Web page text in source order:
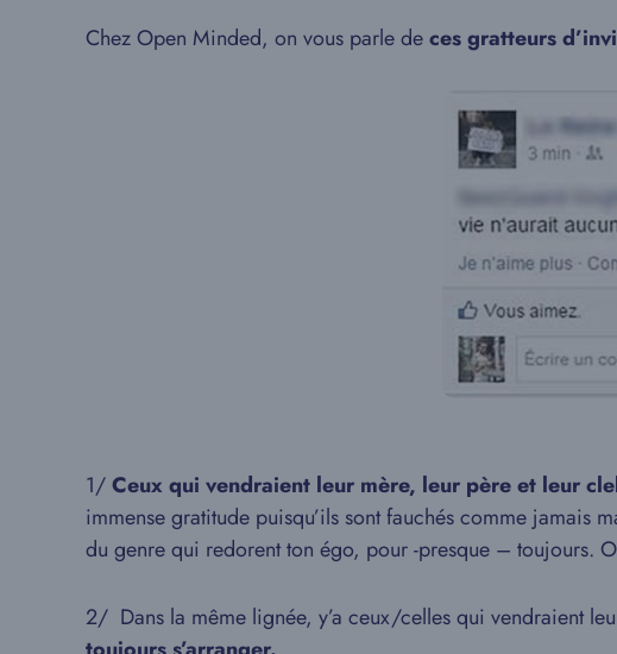
Chez Open Minded, on vous parle deces gratteurs
1/Ceux qui vendraient leur mère, leur père et leur
immense gratitude puisqu’ils sont fauchés comme jamais
du genre qui redorent ton égo, pour -presque – toujours.
2/ Dans la même lignée, y’a ceux/celles qui vendraient